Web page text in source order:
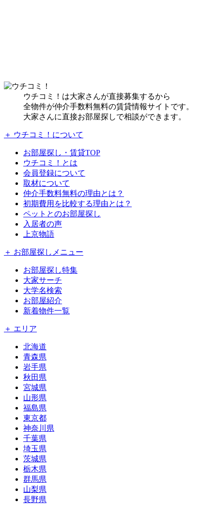
ウチコミ！は大家さんが直接募集するから
全物件が仲介手数料無料の賃貸情報サイトです。
大家さんに直接お部屋探しで相談ができます。
＋ ウチコミ！について
お部屋探し・賃貸TOP
ウチコミ！とは
会員登録について
取材について
仲介手数料無料の理由とは？
初期費用を比較する理由とは？
ペットとのお部屋探し
入居者の声
上京物語
＋ お部屋探しメニュー
お部屋探し特集
大家サーチ
大学名検索
お部屋紹介
新着物件一覧
＋ エリア
北海道
青森県
岩手県
秋田県
宮城県
山形県
福島県
東京都
神奈川県
千葉県
埼玉県
茨城県
栃木県
群馬県
山梨県
長野県